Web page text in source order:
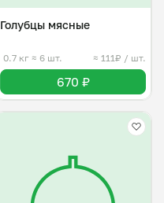
Голубцы мясные
0.7 кг ≈ 6 шт. ≈ 111₽ / шт.
670 ₽